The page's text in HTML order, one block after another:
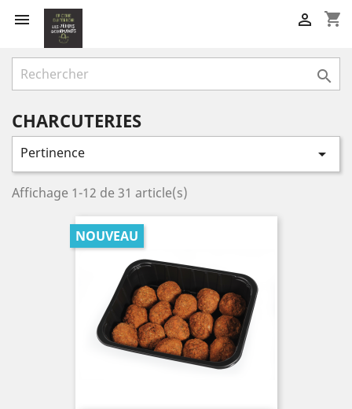
 shopping_cart


CHARCUTERIES
Pertinence 
Affichage 1-12 de 31 article(s)
NOUVEAU